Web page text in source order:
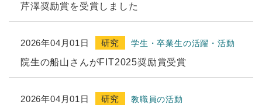
芹澤奨励賞を受賞しました
2026年04月01日 研究 学生・卒業生の活躍・活動
院生の船山さんがFIT2025奨励賞受賞
2026年04月01日 研究 教職員の活動